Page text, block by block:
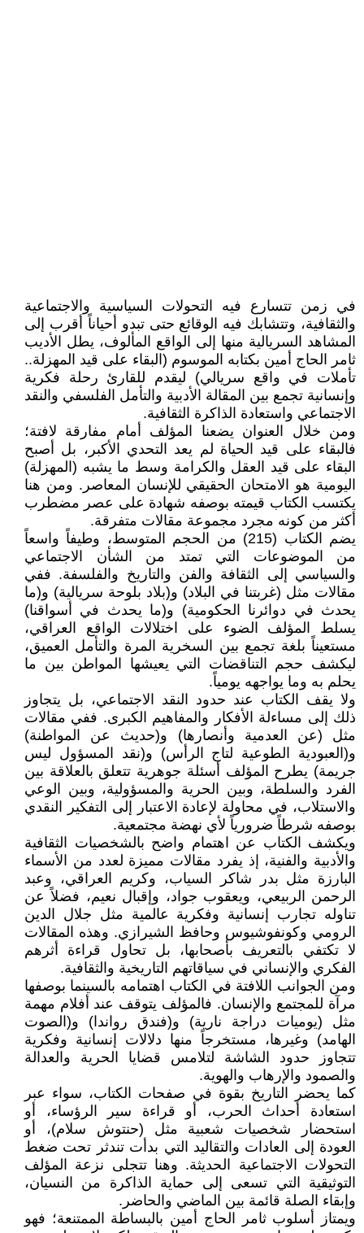
في زمن تتسارع فيه التحولات السياسية والاجتماعية
والثقافية، وتتشابك فيه الوقائع حتى تبدو أحياناً أقرب إلى
المشاهد السريالية منها إلى الواقع المألوف، يطل الأديب
ثامر الحاج أمين بكتابه الموسوم (البقاء على قيد المهزلة..
تأملات في واقع سريالي) ليقدم للقارئ رحلة فكرية
وإنسانية تجمع بين المقالة الأدبية والتأمل الفلسفي والنقد
الاجتماعي واستعادة الذاكرة الثقافية.
ومن خلال العنوان يضعنا المؤلف أمام مفارقة لافتة؛
فالبقاء على قيد الحياة لم يعد التحدي الأكبر، بل أصبح
البقاء على قيد العقل والكرامة وسط ما يشبه (المهزلة)
اليومية هو الامتحان الحقيقي للإنسان المعاصر. ومن هنا
يكتسب الكتاب قيمته بوصفه شهادة على عصر مضطرب
أكثر من كونه مجرد مجموعة مقالات متفرقة.
يضم الكتاب (215) من الحجم المتوسط، وطيفاً واسعاً
من الموضوعات التي تمتد من الشأن الاجتماعي
والسياسي إلى الثقافة والفن والتاريخ والفلسفة. ففي
مقالات مثل (غربتنا في البلاد) و(بلاد بلوحة سريالية) و(ما
يحدث في دوائرنا الحكومية) و(ما يحدث في أسواقنا)
يسلط المؤلف الضوء على اختلالات الواقع العراقي،
مستعيناً بلغة تجمع بين السخرية المرة والتأمل العميق،
ليكشف حجم التناقضات التي يعيشها المواطن بين ما
يحلم به وما يواجهه يومياً.
ولا يقف الكتاب عند حدود النقد الاجتماعي، بل يتجاوز
ذلك إلى مساءلة الأفكار والمفاهيم الكبرى. ففي مقالات
مثل (عن العدمية وأنصارها) و(حديث عن المواطنة)
و(العبودية الطوعية لتاج الرأس) و(نقد المسؤول ليس
جريمة) يطرح المؤلف أسئلة جوهرية تتعلق بالعلاقة بين
الفرد والسلطة، وبين الحرية والمسؤولية، وبين الوعي
والاستلاب، في محاولة لإعادة الاعتبار إلى التفكير النقدي
بوصفه شرطاً ضرورياً لأي نهضة مجتمعية.
ويكشف الكتاب عن اهتمام واضح بالشخصيات الثقافية
والأدبية والفنية، إذ يفرد مقالات مميزة لعدد من الأسماء
البارزة مثل بدر شاكر السياب، وكريم العراقي، وعبد
الرحمن الربيعي، ويعقوب جواد، وإقبال نعيم، فضلاً عن
تناوله تجارب إنسانية وفكرية عالمية مثل جلال الدين
الرومي وكونفوشيوس وحافظ الشيرازي. وهذه المقالات
لا تكتفي بالتعريف بأصحابها، بل تحاول قراءة أثرهم
الفكري والإنساني في سياقاتهم التاريخية والثقافية.
ومن الجوانب اللافتة في الكتاب اهتمامه بالسينما بوصفها
مرآة للمجتمع والإنسان. فالمؤلف يتوقف عند أفلام مهمة
مثل (يوميات دراجة نارية) و(فندق رواندا) و(الصوت
الهامد) وغيرها، مستخرجاً منها دلالات إنسانية وفكرية
تتجاوز حدود الشاشة لتلامس قضايا الحرية والعدالة
والصمود والإرهاب والهوية.
كما يحضر التاريخ بقوة في صفحات الكتاب، سواء عبر
استعادة أحداث الحرب، أو قراءة سير الرؤساء، أو
استحضار شخصيات شعبية مثل (حنتوش سلام)، أو
العودة إلى العادات والتقاليد التي بدأت تندثر تحت ضغط
التحولات الاجتماعية الحديثة. وهنا تتجلى نزعة المؤلف
التوثيقية التي تسعى إلى حماية الذاكرة من النسيان،
وإبقاء الصلة قائمة بين الماضي والحاضر.
ويمتاز أسلوب ثامر الحاج أمين بالبساطة الممتنعة؛ فهو